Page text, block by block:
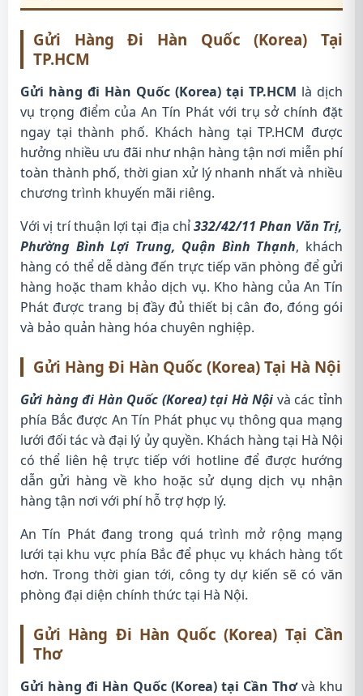
Gửi Hàng Đi Hàn Quốc (Korea) Tại
TP.HCM
Gửi hàng đi Hàn Quốc (Korea) tại TP.HCM là dịch
vụ trọng điểm của An Tín Phát với trụ sở chính đặt
ngay tại thành phố. Khách hàng tại TP.HCM được
hưởng nhiều ưu đãi như nhận hàng tận nơi miễn phí
toàn thành phố, thời gian xử lý nhanh nhất và nhiều
chương trình khuyến mãi riêng.
Với vị trí thuận lợi tại địa chỉ332/42/11 Phan Văn Trị,
Phường Bình Lợi Trung, Quận Bình Thạnh, khách
hàng có thể dễ dàng đến trực tiếp văn phòng để gửi
hàng hoặc tham khảo dịch vụ. Kho hàng của An Tín
Phát được trang bị đầy đủ thiết bị cân đo, đóng gói
và bảo quản hàng hóa chuyên nghiệp.
Gửi Hàng Đi Hàn Quốc (Korea) Tại Hà Nội
Gửi hàng đi Hàn Quốc (Korea) tại Hà Nội và các tỉnh
phía Bắc được An Tín Phát phục vụ thông qua mạng
lưới đối tác và đại lý ủy quyền. Khách hàng tại Hà Nội
có thể liên hệ trực tiếp với hotline để được hướng
dẫn gửi hàng về kho hoặc sử dụng dịch vụ nhận
hàng tận nơi với phí hỗ trợ hợp lý.
An Tín Phát đang trong quá trình mở rộng mạng
lưới tại khu vực phía Bắc để phục vụ khách hàng tốt
hơn. Trong thời gian tới, công ty dự kiến sẽ có văn
phòng đại diện chính thức tại Hà Nội.
Gửi Hàng Đi Hàn Quốc (Korea) Tại Cần
Thơ
Gửi hàng đi Hàn Quốc (Korea) tại Cần Thơvà khu